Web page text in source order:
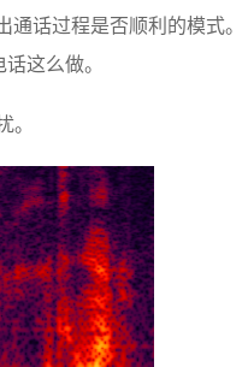
通话过程是否顺利的模式。
这么做。
。